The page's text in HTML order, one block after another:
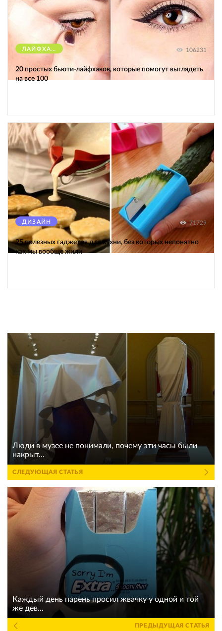
ЛАЙФХАКИ 106231
20 простых бьюти-лайфхаков, которые помогут выглядеть
на все 100
ДИЗАЙН 71729
25 полезных гаджетов для кухни, без которых непонятно
как мы вообще жили
Люди в музее не понимали, почему эти часы были
накрыт...
СЛЕДУЮЩАЯ СТАТЬЯ
Каждый день парень просил жвачку у одной и той
же дев...
ПРЕДЫДУЩАЯ СТАТЬЯ